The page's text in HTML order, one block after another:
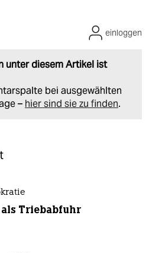
unter diesem Artikel ist
bei ausgewählten
– hier sind sie zu finden.
einloggen
Triebabfuhr